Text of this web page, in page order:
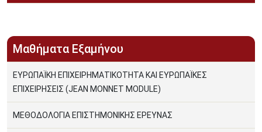
Μαθήματα Εξαμήνου
ΕΥΡΩΠΑΪΚΗ ΕΠΙΧΕΙΡΗΜΑΤΙΚΟΤΗΤΑ ΚΑΙ ΕΥΡΩΠΑΪΚΕΣ
ΕΠΙΧΕΙΡΗΣΕΙΣ (JEAN MONNET MODULE)
ΜΕΘΟΔΟΛΟΓΙΑ ΕΠΙΣΤΗΜΟΝΙΚΗΣ ΕΡΕΥΝΑΣ